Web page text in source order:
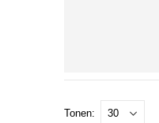
Tonen: